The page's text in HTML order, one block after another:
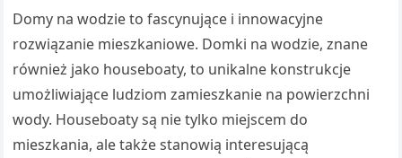
Domy na wodzie to fascynujące i innowacyjne
rozwiązanie mieszkaniowe. Domki na wodzie, znane
również jako houseboaty, to unikalne konstrukcje
umożliwiające ludziom zamieszkanie na powierzchni
wody. Houseboaty są nie tylko miejscem do
mieszkania, ale także stanowią interesującą